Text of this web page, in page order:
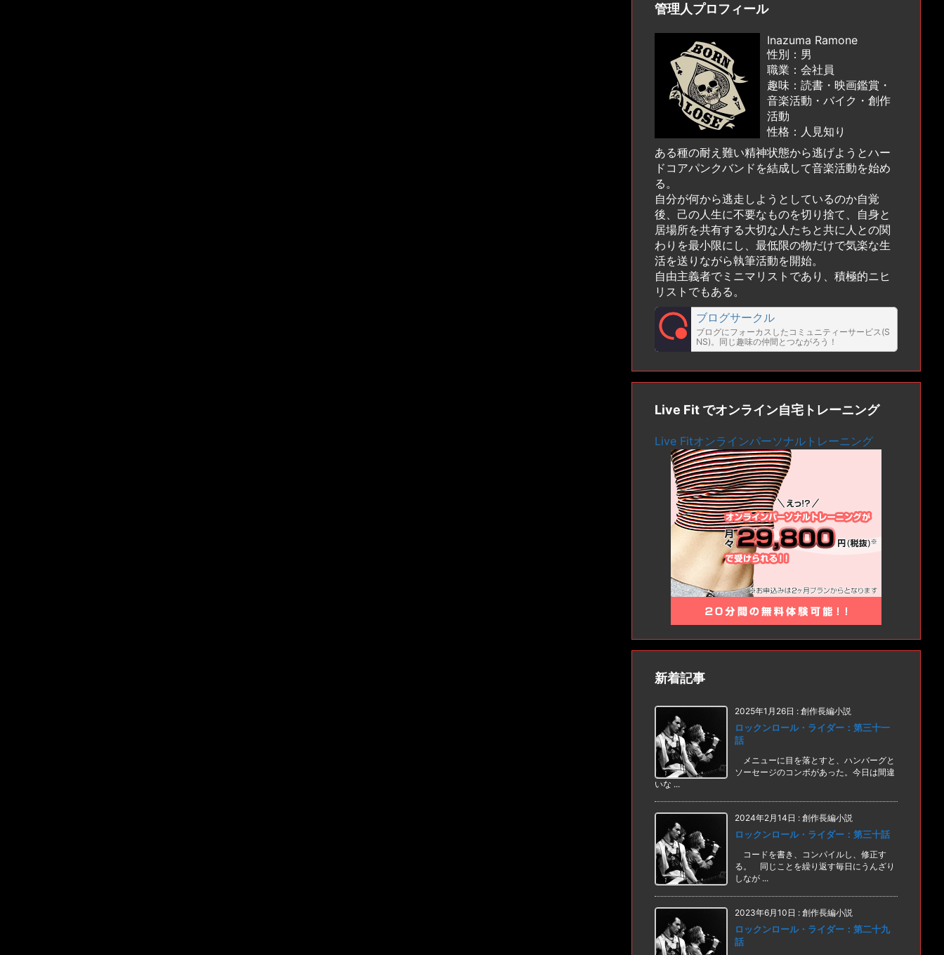
管理人プロフィール
Inazuma Ramone
性別：男
職業：会社員
趣味：読書・映画鑑賞・
音楽活動・バイク・創作
活動
性格：人見知り
ある種の耐え難い精神状態から逃げようとハー
ドコアパンクバンドを結成して音楽活動を始め
る。
自分が何から逃走しようとしているのか自覚
後、己の人生に不要なものを切り捨て、自身と
居場所を共有する大切な人たちと共に人との関
わりを最小限にし、最低限の物だけで気楽な生
活を送りながら執筆活動を開始。
自由主義者でミニマリストであり、積極的ニヒ
リストでもある。
ブログサークル
ブログにフォーカスしたコミュニティーサービス(S
NS)。同じ趣味の仲間とつながろう！
Live Fit でオンライン自宅トレーニング
Live Fitオンラインパーソナルトレーニング
新着記事
2025年1月26日 : 創作長編小説
ロックンロール・ライダー：第三十一
話
メニューに目を落とすと、ハンバーグと
ソーセージのコンボがあった。今日は間違
いな ...
2024年2月14日 : 創作長編小説
ロックンロール・ライダー：第三十話
コードを書き、コンパイルし、修正す
る。 同じことを繰り返す毎日にうんざり
しなが ...
2023年6月10日 : 創作長編小説
ロックンロール・ライダー：第二十九
話